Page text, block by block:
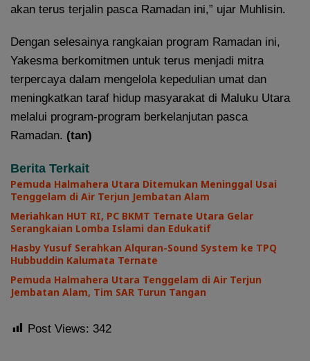
akan terus terjalin pasca Ramadan ini,” ujar Muhlisin.
Dengan selesainya rangkaian program Ramadan ini,
Yakesma berkomitmen untuk terus menjadi mitra
terpercaya dalam mengelola kepedulian umat dan
meningkatkan taraf hidup masyarakat di Maluku Utara
melalui program-program berkelanjutan pasca
Ramadan. (tan)
Berita Terkait
Pemuda Halmahera Utara Ditemukan Meninggal Usai
Tenggelam di Air Terjun Jembatan Alam
Meriahkan HUT RI, PC BKMT Ternate Utara Gelar
Serangkaian Lomba Islami dan Edukatif
Hasby Yusuf Serahkan Alquran-Sound System ke TPQ
Hubbuddin Kalumata Ternate
Pemuda Halmahera Utara Tenggelam di Air Terjun
Jembatan Alam, Tim SAR Turun Tangan
Post Views: 342